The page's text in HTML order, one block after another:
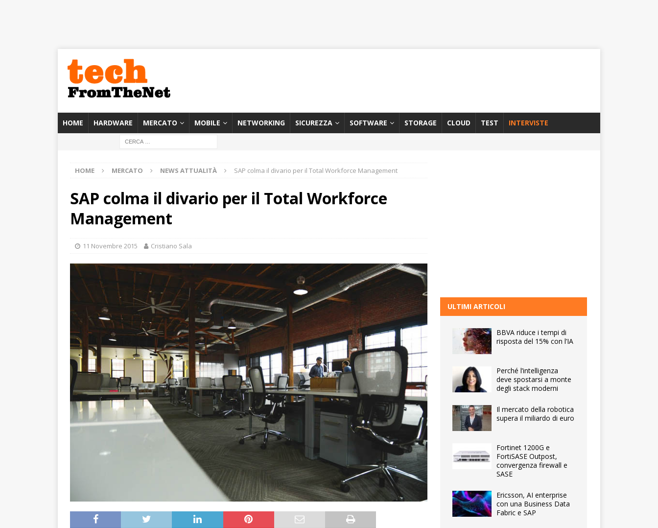
HOME HARDWARE MERCATO MOBILE NETWORKING SICUREZZA SOFTWARE STORAGE CLOUD TEST INTERVISTE
HOME MERCATO NEWS ATTUALITÀ SAP colma il divario per il Total Workforce Management
SAP colma il divario per il Total Workforce
Management
11 Novembre 2015 Cristiano Sala
ULTIMI ARTICOLI
BBVA riduce i tempi di
risposta del 15% con l’IA
Perché l’intelligenza
deve spostarsi a monte
degli stack moderni
Il mercato della robotica
supera il miliardo di euro
Fortinet 1200G e
FortiSASE Outpost,
convergenza firewall e
SASE
Ericsson, AI enterprise
con una Business Data
Fabric e SAP